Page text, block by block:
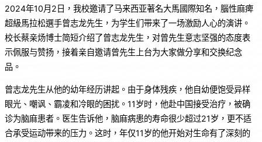
e
b
o
k
s
A
p
h
at
2024年10月2日，我校邀请了马来西亚著名大馬國際知名，腦性麻痺
超級馬拉松選手曾志龙先生，为学生们带来了一场激励人心的演讲。
校长蔡亲炀博士简短介绍了曾志龙先生，对曾先生意志坚强的态度表
示佩服与赞扬，接着亲自邀请曾先生上台为大家做分享和交换纪念
品。
曾志龙先生从他的幼年经历讲起。由于身体残疾，他自幼便饱受异样
眼光、嘲讽、霸凌和冷眼的困扰。11岁时，他赴中国接受治疗，被确
诊为脑麻患者。医生告诉他，脑麻病患的寿命很少超过21岁，更不适
合承受运动带来的压力。这时，年仅11岁的他开始对生命有了深刻的